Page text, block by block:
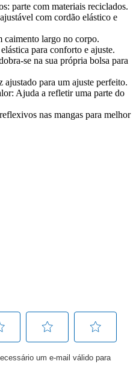
parte com materiais reciclados.
com cordão elástico e
caimento largo no corpo.
para conforto e ajuste.
se na sua própria bolsa para
ajustado para um ajuste perfeito.
Ajuda a refletir uma parte do
nas mangas para melhor